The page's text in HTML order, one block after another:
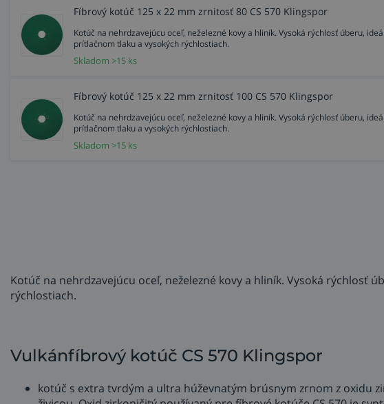
Fíbrový kotúč 125 x 22 mm zrnitosť 80 CS 570 Klingspor
Kotúč na nehrdzavejúcu oceľ, neželezné kovy a hliník. Vysoká rýchlosť úberu,
prítlačnom tlaku a vysokých rýchlostiach.
Skladom >15 ks
Fíbrový kotúč 125 x 22 mm zrnitosť 100 CS 570 Klingspor
Kotúč na nehrdzavejúcu oceľ, neželezné kovy a hliník. Vysoká rýchlosť úberu,
prítlačnom tlaku a vysokých rýchlostiach.
Skladom >15 ks
Kotúč na nehrdzavejúcu oceľ, neželezné kovy a hliník. Vysoká
rýchlostiach.
Vulkánfíbrový kotúč CS 570 Klingspor
kotúč s extra tvrdým a ultra húževnatým brúsnym zrnom z oxidu